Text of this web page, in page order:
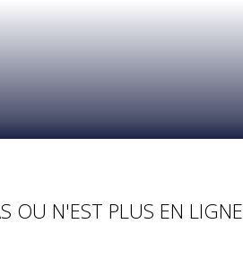
OU N'EST PLUS EN LIGNE